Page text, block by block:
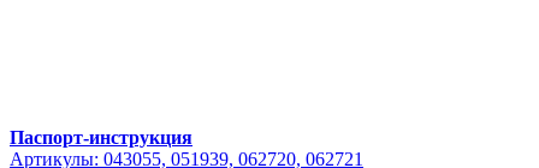
Паспорт-инструкция
Артикулы: 043055, 051939, 062720, 062721